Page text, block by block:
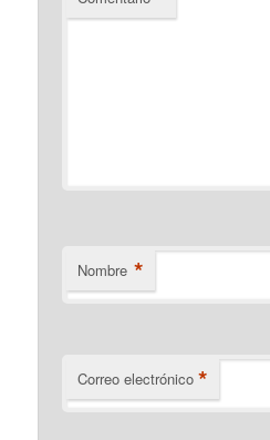
Nombre *
Correo electrónico *